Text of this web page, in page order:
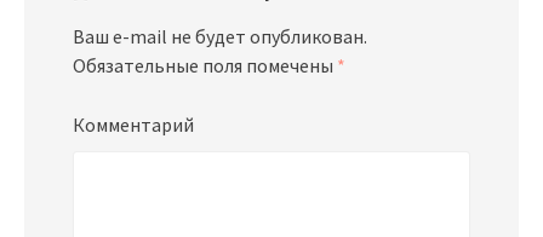
Ваш e-mail не будет опубликован.
Обязательные поля помечены *
Комментарий